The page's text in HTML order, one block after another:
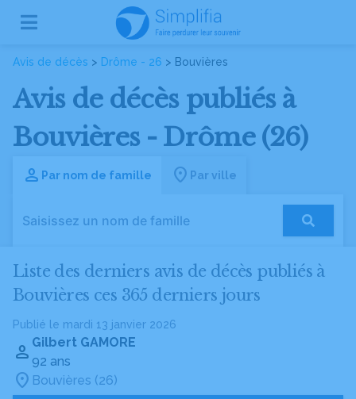
Avis de décès > Drôme - 26 > Bouvières
Avis de décès publiés à
Bouvières - Drôme (26)
Par nom de famille Par ville
Liste des derniers avis de décès publiés à
Bouvières ces 365 derniers jours
Publié le mardi 13 janvier 2026
Gilbert GAMORE
92 ans
Bouvières (26)